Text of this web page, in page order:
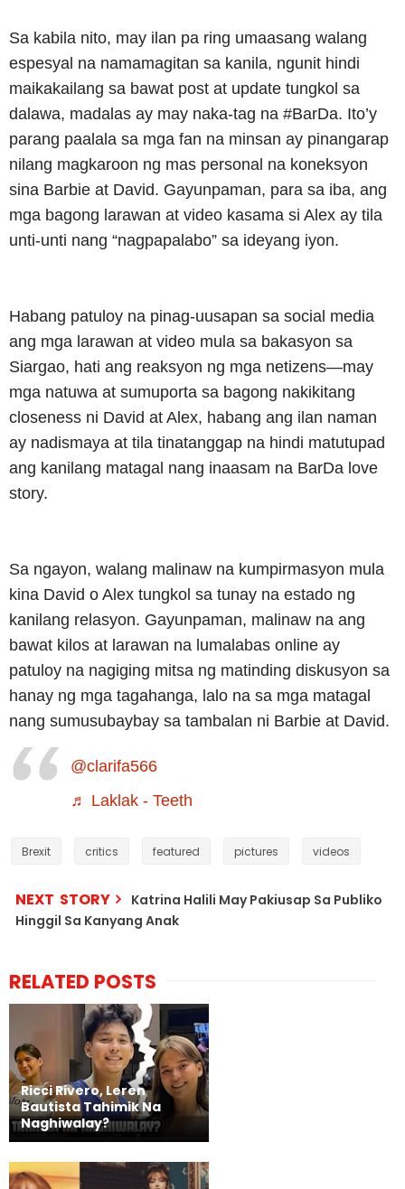
Sa kabila nito, may ilan pa ring umaasang walang
espesyal na namamagitan sa kanila, ngunit hindi
maikakailang sa bawat post at update tungkol sa
dalawa, madalas ay may naka-tag na #BarDa. Ito’y
parang paalala sa mga fan na minsan ay pinangarap
nilang magkaroon ng mas personal na koneksyon
sina Barbie at David. Gayunpaman, para sa iba, ang
mga bagong larawan at video kasama si Alex ay tila
unti-unti nang “nagpapalabo” sa ideyang iyon.
Habang patuloy na pinag-uusapan sa social media
ang mga larawan at video mula sa bakasyon sa
Siargao, hati ang reaksyon ng mga netizens—may
mga natuwa at sumuporta sa bagong nakikitang
closeness ni David at Alex, habang ang ilan naman
ay nadismaya at tila tinatanggap na hindi matutupad
ang kanilang matagal nang inaasam na BarDa love
story.
Sa ngayon, walang malinaw na kumpirmasyon mula
kina David o Alex tungkol sa tunay na estado ng
kanilang relasyon. Gayunpaman, malinaw na ang
bawat kilos at larawan na lumalabas online ay
patuloy na nagiging mitsa ng matinding diskusyon sa
hanay ng mga tagahanga, lalo na sa mga matagal
nang sumusubaybay sa tambalan ni Barbie at David.
@clarifa566
♬ Laklak - Teeth
Brexit critics featured pictures videos
NEXT STORY
Katrina Halili May Pakiusap Sa Publiko
Hinggil Sa Kanyang Anak
RELATED POSTS
Ricci Rivero, Leren
Bautista Tahimik Na
Naghiwalay?